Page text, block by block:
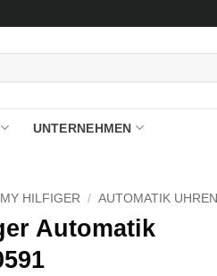
UNTERNEHMEN
HILFIGER / AUTOMATIK UHREN
Automatik